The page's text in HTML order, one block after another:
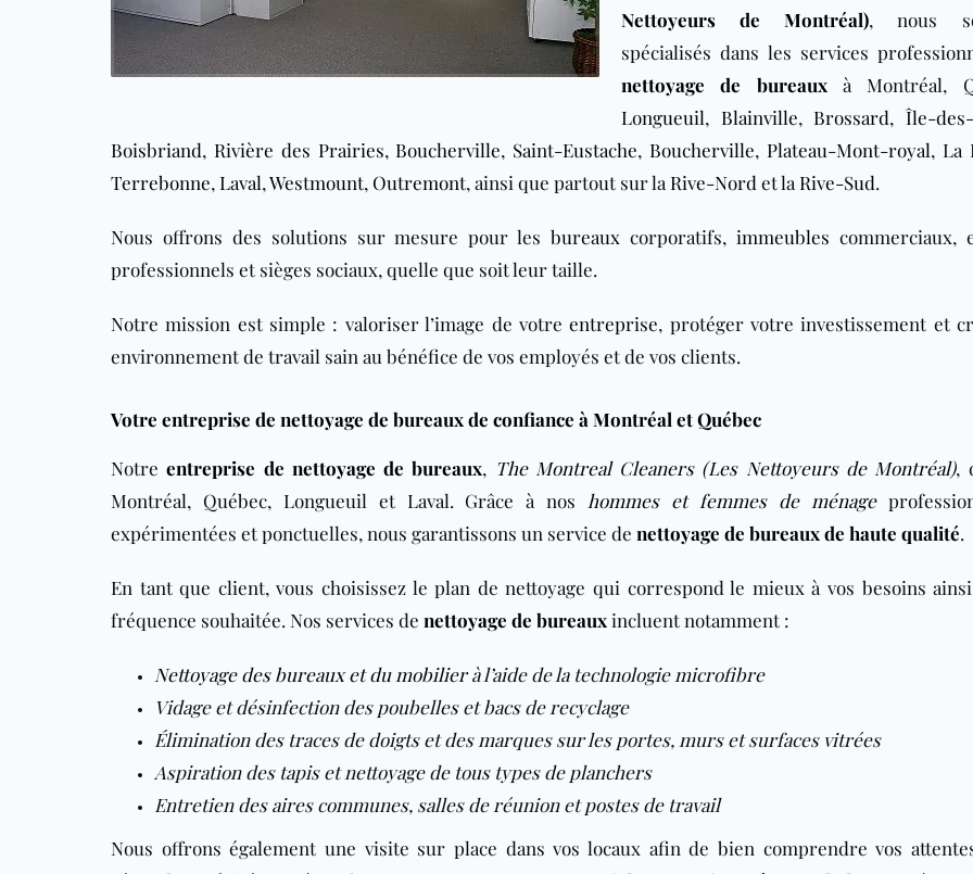
Nettoyeurs de Montréal), nous
spécialisés dans les services
nettoyage de bureauxà Montréal,
Longueuil, Blainville, Brossard,Île-
Boisbriand, Rivière des Prairies, Boucherville, Saint-Eustache, Boucherville, Plateau-Mont-royal, La
Terrebonne, Laval,Westmount, Outremont, ainsi que partout sur la Rive-Nord et la Rive-Sud.
Nous offrons des solutions sur mesure pour les bureaux corporatifs, immeubles commerciaux,
professionnels et sièges sociaux, quelle que soit leur taille.
Notre mission est simple : valoriser l’image de votreentreprise, protéger votre investissement et
environnement de travail sain au bénéfice de vos employés et de vos clients.
Votre entreprise de nettoyage de bureaux de confiance à Montréal et Québec
Notreentreprise de nettoyage de bureaux, The Montreal Cleaners (Les Nettoyeurs de Montréal),
Montréal, Québec, Longueuil et Laval. Grâce à nos hommes et femmes de ménage
expérimentées et ponctuelles, nous garantissons un service de nettoyage de bureaux de haute qualité.
En tant que client, vous choisissez le plan de nettoyage qui correspond le mieux à vos besoins
fréquence souhaitée. Nos services de nettoyage de bureauxincluent notamment :
Nettoyage des bureaux et du mobilierà l’aide de la technologie microfibre
Vidage et désinfection des poubelles et bacs de recyclage
Élimination des traces de doigts et des marques sur les portes, murs et surfaces vitrées
Aspiration des tapis et nettoyage de tous types de planchers
Entretien des aires communes, salles de réunion et postes de travail
Nous offrons également une visite sur place dans vos locaux afin de bien comprendre vos